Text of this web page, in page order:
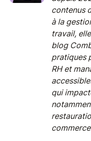
contenus
à la
travail,
blog
pratiques
RH et
qui